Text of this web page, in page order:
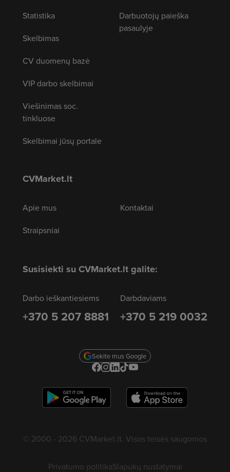
Statistika
Skelbimas
CV duomenų bazė
VIP darbo skelbimai
Viešinimas soc.
tinkluose
Skelbimai jūsų portale
Darbuotojų paieška
pasaulyje
CVMarket.lt
Apie mus
Straipsniai
Kontaktai
Susisiekti su CVMarket.lt galite:
Darbo ieškantiesiems
+370 5 207 8881
Darbdaviams
+370 5 219 0032
Sekite mus Google
© 2000 - 2026 CVMarket.lt. Visos teisės saugomos
Privatumo politikaSlapukų nustatymai